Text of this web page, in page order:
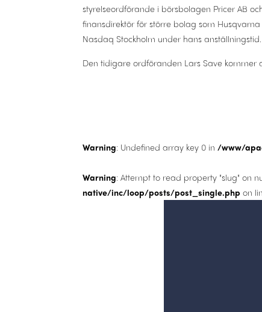
styrelseordförande i börsbolagen Pricer AB
finansdirektör för större bolag som
Nasdaq Stockholm under hans anställningstid.
Den tidigare ordföranden Lars Save kommer
Warning: Undefined array key 0 in /www/
Warning: Attempt to read property "slug" on
native/inc/loop/posts/post_single.php on